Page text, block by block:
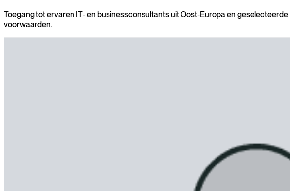
Toegang tot ervaren IT‑ en businessconsultants uit Oost‑Europa en
voorwaarden.